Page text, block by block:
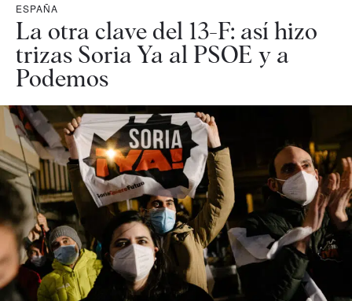
ESPAÑA
La otra clave del 13-F: así hizo
trizas Soria Ya al PSOE y a
Podemos